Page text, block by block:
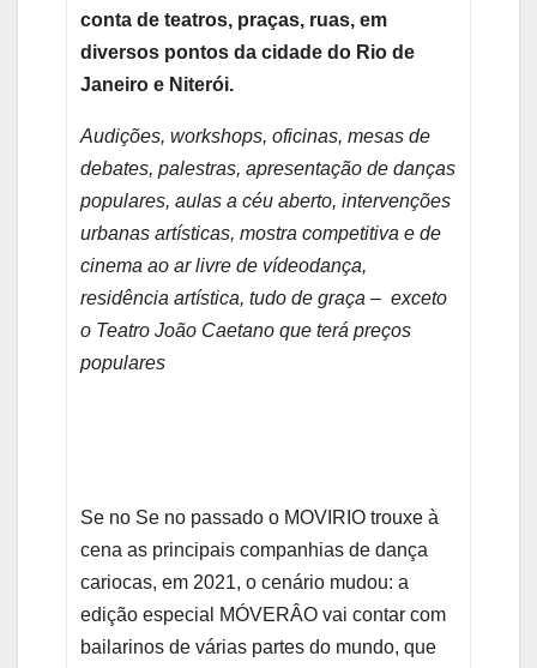
conta de teatros, praças, ruas, em
diversos pontos da cidade do Rio de
Janeiro e Niterói.
Audições, workshops, oficinas, mesas de
debates, palestras, apresentação de danças
populares, aulas a céu aberto, intervenções
urbanas artísticas, mostra competitiva e de
cinema ao ar livre de vídeodança,
residência artística, tudo de graça – exceto
o Teatro João Caetano que terá preços
populares
Se no Se no passado o MOVIRIO trouxe à
cena as principais companhias de dança
cariocas, em 2021, o cenário mudou: a
edição especial MÓVERÂO vai contar com
bailarinos de várias partes do mundo, que